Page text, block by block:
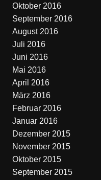
Oktober 2016
September 2016
August 2016
Juli 2016
Juni 2016
Mai 2016
April 2016
März 2016
Februar 2016
Januar 2016
Dezember 2015
November 2015
Oktober 2015
September 2015